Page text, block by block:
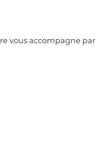
vous accompagne par